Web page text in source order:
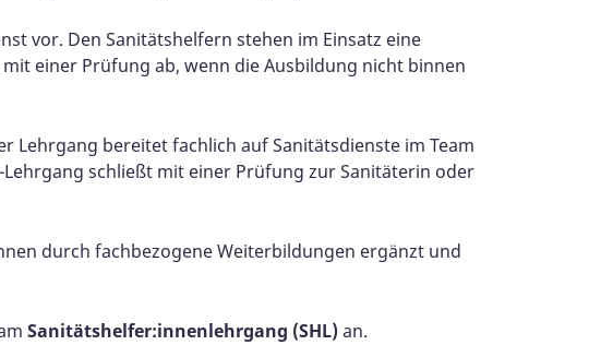
vor. Den Sanitätshelfern stehen im Einsatz eine
einer Prüfung ab, wenn die Ausbildung nicht binnen
Lehrgang bereitet fachlich auf Sanitätsdienste im Team
schließt mit einer Prüfung zur Sanitäterin oder
durch fachbezogene Weiterbildungen ergänzt und
Sanitätshelfer:innenlehrgang (SHL) an.